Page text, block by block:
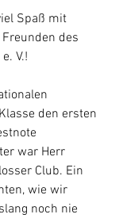
Spaß mit
des
V.!
den ersten
war Herr
Club. Ein
wie wir
noch nie